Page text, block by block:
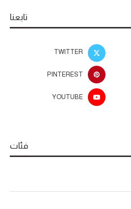
تابعنا
TWITTER
PINTEREST
YOUTUBE
فئات